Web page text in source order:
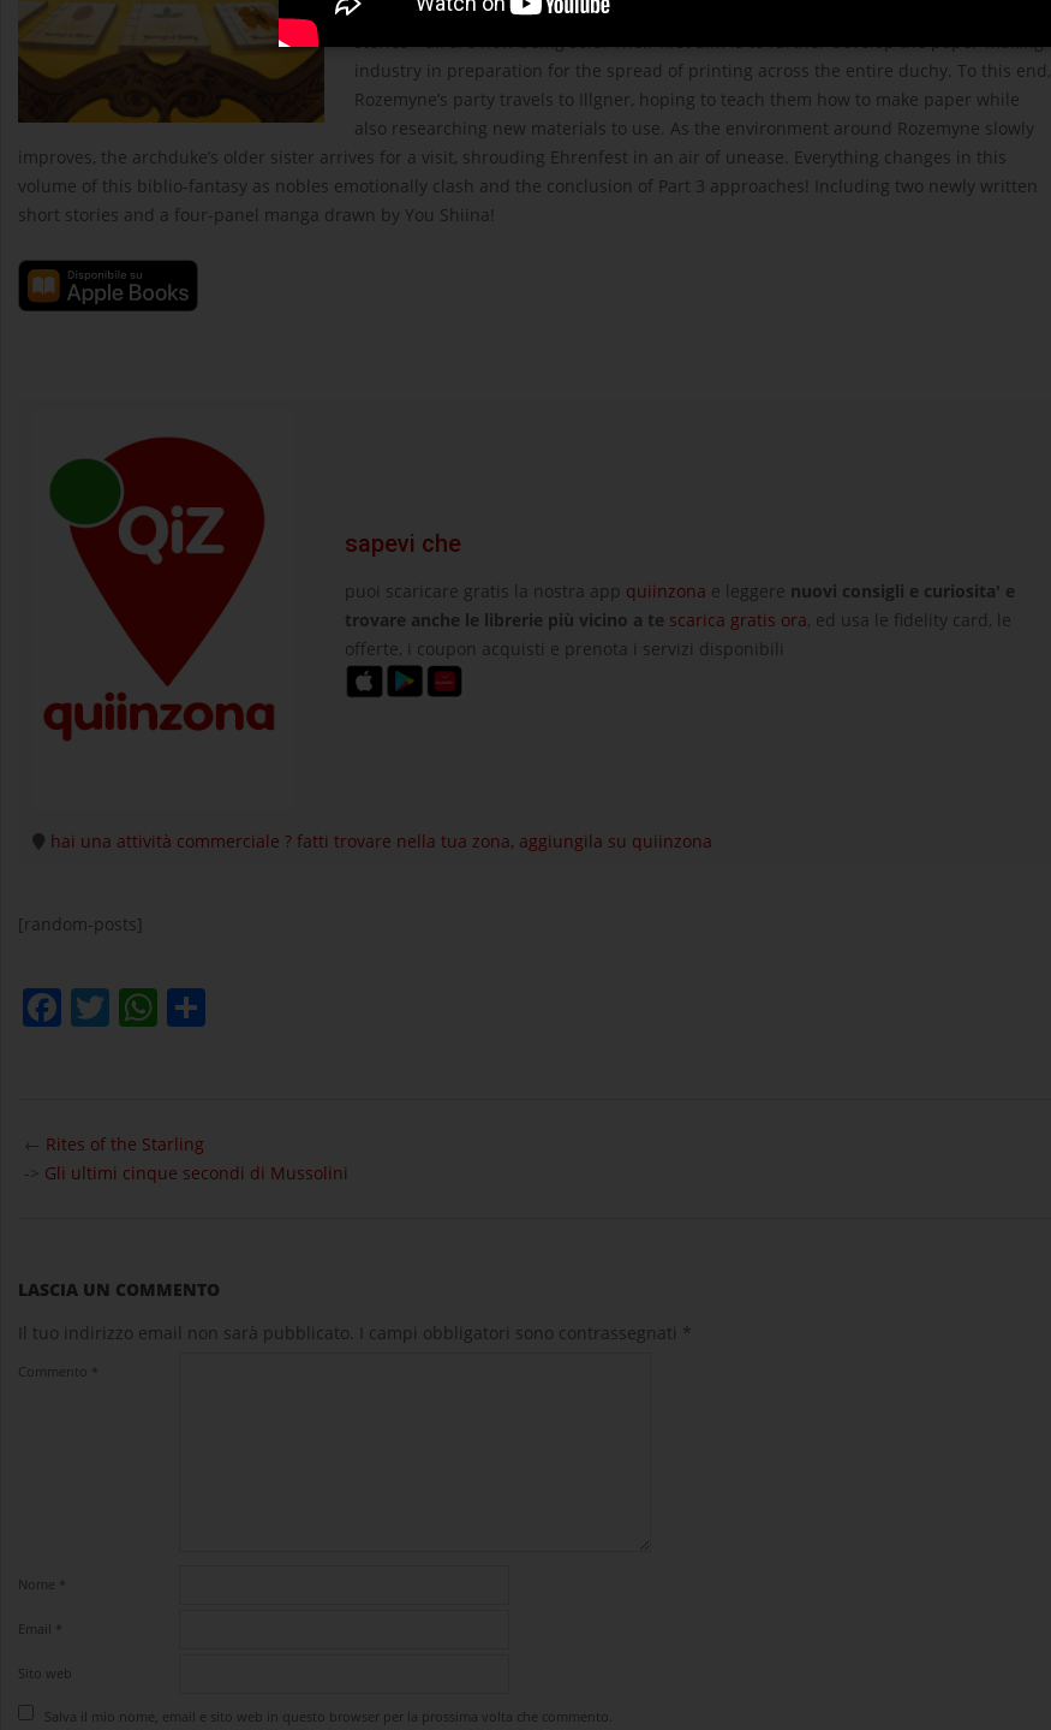
books is steadily beginning to expand. Picture books, collections of sheet music, knight
stories—all are now being sold. Their first aim is to further develop the paper-making
industry in preparation for the spread of printing across the entire duchy. To this end,
Rozemyne’s party travels to Illgner, hoping to teach them how to make paper while
also researching new materials to use. As the environment around Rozemyne slowly
improves, the archduke’s older sister arrives for a visit, shrouding Ehrenfest in an air of unease. Everything changes in this
volume of this biblio-fantasy as nobles emotionally clash and the conclusion of Part 3 approaches! Including two newly written
short stories and a four-panel manga drawn by You Shiina!
sapevi che
puoi scaricare gratis la nostra app quiinzona e leggere nuovi consigli e curiosita' e
trovare anche le librerie più vicino a te scarica gratis ora, ed usa le fidelity card, le
offerte, i coupon acquisti e prenota i servizi disponibili
hai una attività commerciale ? fatti trovare nella tua zona, aggiungila su quiinzona
[random-posts]
Facebook
TwitterWhatsApp
06-
21
← Rites of the Starling
-> Gli ultimi cinque secondi di Mussolini
LASCIA UN COMMENTO
Il tuo indirizzo email non sarà pubblicato.
I campi obbligatori sono contrassegnati *
Commento *
Nome *
Email *
Sito web
Salva il mio nome, email e sito web in questo browser per la prossima volta che commento.